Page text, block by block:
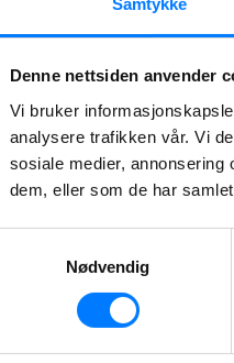
Denne nettsiden anvender
Vi bruker
analysere trafikken vår. Vi
sosiale medier, annonsering
dem, eller som de har
Nødvendig
pracy i usług
w firmie